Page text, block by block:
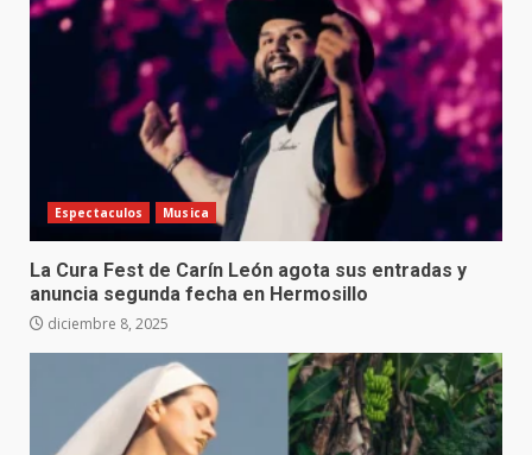
Espectaculos Musica
La Cura Fest de Carín León agota sus entradas y
anuncia segunda fecha en Hermosillo
diciembre 8, 2025